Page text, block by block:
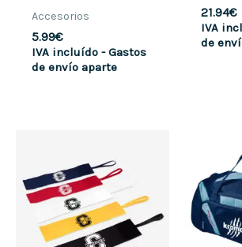
Accesorios
5.99€
IVA incluído - Gastos
de envío aparte
21.94€
IVA
de